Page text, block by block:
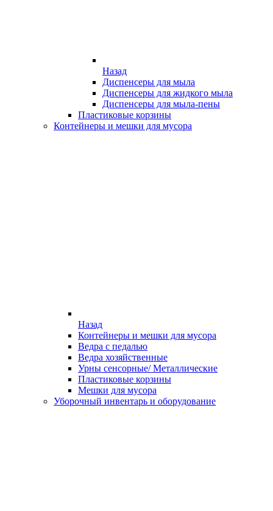
Назад
Диспенсеры для мыла
Диспенсеры для жидкого мыла
Диспенсеры для мыла-пены
Пластиковые корзины
Контейнеры и мешки для мусора
Назад
Контейнеры и мешки для мусора
Ведра с педалью
Ведра хозяйственные
Урны сенсорные/ Металлические
Пластиковые корзины
Мешки для мусора
Уборочный инвентарь и оборудование